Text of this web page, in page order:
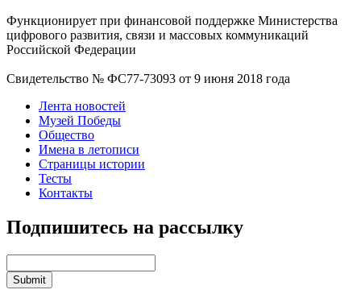
Функционирует при финансовой поддержке Министерства
цифрового развития, связи и массовых коммуникаций
Российской Федерации
Свидетельство № ФС77-73093 от 9 июня 2018 года
Лента новостей
Музей Победы
Общество
Имена в летописи
Страницы истории
Тесты
Контакты
Подпишитесь на рассылку